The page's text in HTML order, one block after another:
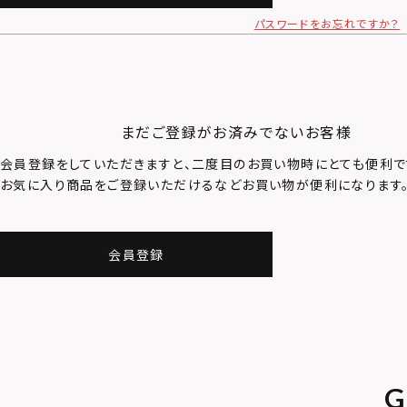
パスワードをお忘れですか？
まだご登録がお済みでないお客様
会員登録をしていただきますと、二度目のお買い物時にとても便利で
お気に入り商品をご登録いただけるなどお買い物が便利になります。
会員登録